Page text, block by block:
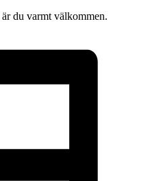
du varmt välkommen.